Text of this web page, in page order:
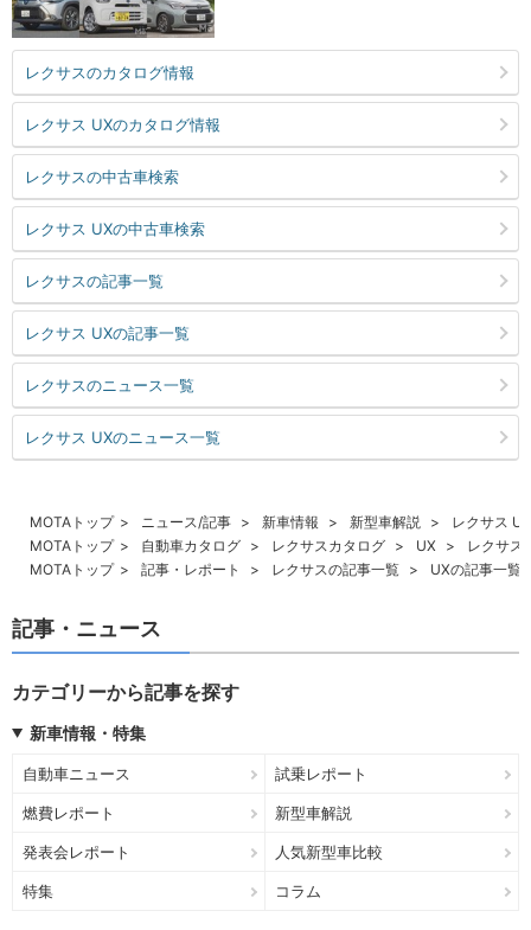
レクサスのカタログ情報
レクサス UXのカタログ情報
レクサスの中古車検索
レクサス UXの中古車検索
レクサスの記事一覧
レクサス UXの記事一覧
レクサスのニュース一覧
レクサス UXのニュース一覧
MOTAトップ ニュース/記事 新車情報 新型車解説
レクサス
MOTAトップ
自動車カタログ レクサスカタログ UX
レクサス
MOTAトップ
記事・レポート レクサスの記事一覧 UXの記事一覧
記事・ニュース
カテゴリーから記事を探す
新車情報・特集
自動車ニュース 試乗レポート
燃費レポート 新型車解説
発表会レポート 人気新型車比較
特集 コラム